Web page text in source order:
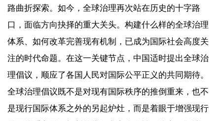
路曲折探索。如今，全球治理再次站在历史的十字路
口，面临方向抉择的重大关头。构建什么样的全球治理
体系、如何改革完善现有机制，已成为国际社会高度关
注的时代命题。在这一关键节点，中国适时提出全球治
理倡议，顺应了各国人民对国际公平正义的共同期待。
全球治理倡议既不是对现有国际秩序的推倒重来，也不
是现行国际体系之外的另起炉灶，而是着眼于增强现行